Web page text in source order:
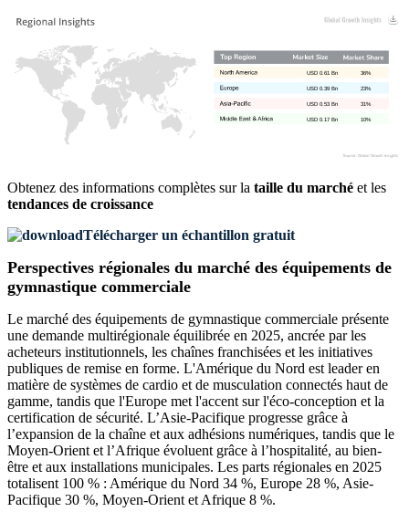
10%
USD 0.17 Bn
31%
USD 0.53 Bn
23%
USD 0.39 Bn
36%
USD 0.61 Bn
Obtenez des informations complètes sur la taille du marché et les
tendances de croissance
Télécharger un échantillon gratuit
Perspectives régionales du marché des équipements de
gymnastique commerciale
Le marché des équipements de gymnastique commerciale présente
une demande multirégionale équilibrée en 2025, ancrée par les
acheteurs institutionnels, les chaînes franchisées et les initiatives
publiques de remise en forme. L'Amérique du Nord est leader en
matière de systèmes de cardio et de musculation connectés haut de
gamme, tandis que l'Europe met l'accent sur l'éco-conception et la
certification de sécurité. L’Asie-Pacifique progresse grâce à
l’expansion de la chaîne et aux adhésions numériques, tandis que le
Moyen-Orient et l’Afrique évoluent grâce à l’hospitalité, au bien-
être et aux installations municipales. Les parts régionales en 2025
totalisent 100 % : Amérique du Nord 34 %, Europe 28 %, Asie-
Pacifique 30 %, Moyen-Orient et Afrique 8 %.